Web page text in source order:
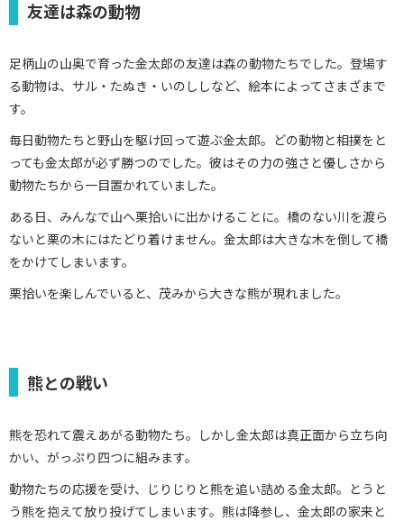
友達は森の動物
足柄山の山奥で育った金太郎の友達は森の動物たちでした。登場す
る動物は、サル・たぬき・いのししなど、絵本によってさまざまで
す。
毎日動物たちと野山を駆け回って遊ぶ金太郎。どの動物と相撲をと
っても金太郎が必ず勝つのでした。彼はその力の強さと優しさから
動物たちから一目置かれていました。
ある日、みんなで山へ栗拾いに出かけることに。橋のない川を渡ら
ないと栗の木にはたどり着けません。金太郎は大きな木を倒して橋
をかけてしまいます。
栗拾いを楽しんでいると、茂みから大きな熊が現れました。
熊との戦い
熊を恐れて震えあがる動物たち。しかし金太郎は真正面から立ち向
かい、がっぷり四つに組みます。
動物たちの応援を受け、じりじりと熊を追い詰める金太郎。とうと
う熊を抱えて放り投げてしまいます。熊は降参し、金太郎の家来と